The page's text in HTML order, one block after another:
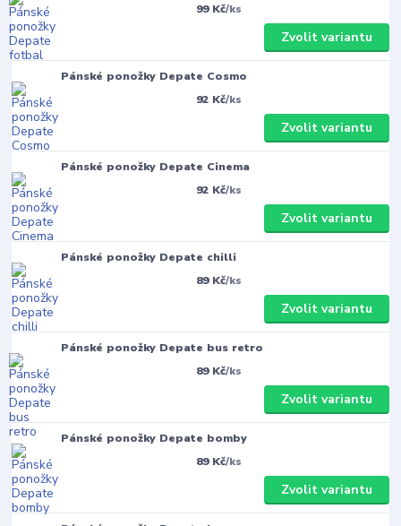
99 Kč/ks
Zvolit variantu
Pánské ponožky Depate Cosmo
92 Kč/ks
Zvolit variantu
Pánské ponožky Depate Cinema
92 Kč/ks
Zvolit variantu
Pánské ponožky Depate chilli
89 Kč/ks
Zvolit variantu
Pánské ponožky Depate bus retro
89 Kč/ks
Zvolit variantu
Pánské ponožky Depate bomby
89 Kč/ks
Zvolit variantu